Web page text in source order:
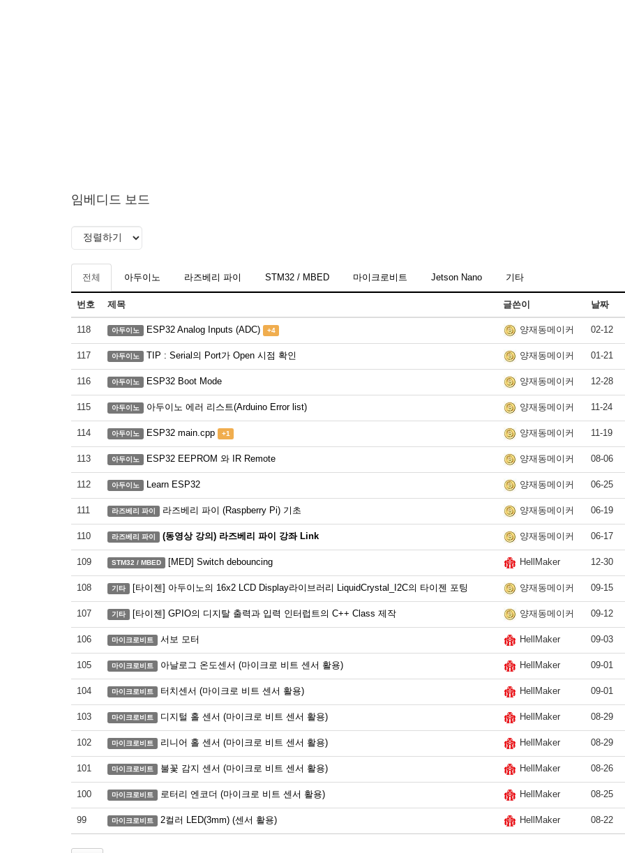
임베디드 보드
전체 아두이노 라즈베리 파이 STM32 / MBED 마이크로비트 Jetson Nano 기타
번호 제목 글쓴이 날짜
118 아두이노 ESP32 Analog Inputs (ADC) +4 양재동메이커 02-12
117 아두이노 TIP : Serial의 Port가 Open 시점 확인 양재동메이커 01-21
116 아두이노 ESP32 Boot Mode 양재동메이커 12-28
115 아두이노 아두이노 에러 리스트(Arduino Error list) 양재동메이커 11-24
114 아두이노 ESP32 main.cpp +1 양재동메이커 11-19
113 아두이노 ESP32 EEPROM 와 IR Remote 양재동메이커 08-06
112 아두이노 Learn ESP32 양재동메이커 06-25
111 라즈베리 파이 라즈베리 파이 (Raspberry Pi) 기초 양재동메이커 06-19
110 라즈베리 파이 (동영상 강의) 라즈베리 파이 강좌 Link 양재동메이커 06-17
109 STM32 / MBED [MED] Switch debouncing HellMaker 12-30
108 기타 [타이젠] 아두이노의 16x2 LCD Display라이브러리 LiquidCrystal_I2C의 타이젠 포팅 양재동메이커 09-15
107 기타 [타이젠] GPIO의 디지탈 출력과 입력 인터럽트의 C++ Class 제작 양재동메이커 09-12
106 마이크로비트 서보 모터 HellMaker 09-03
105 마이크로비트 아날로그 온도센서 (마이크로 비트 센서 활용) HellMaker 09-01
104 마이크로비트 터치센서 (마이크로 비트 센서 활용) HellMaker 09-01
103 마이크로비트 디지털 홀 센서 (마이크로 비트 센서 활용) HellMaker 08-29
102 마이크로비트 리니어 홀 센서 (마이크로 비트 센서 활용) HellMaker 08-29
101 마이크로비트 불꽃 감지 센서 (마이크로 비트 센서 활용) HellMaker 08-26
100 마이크로비트 로터리 엔코더 (마이크로 비트 센서 활용) HellMaker 08-25
99 마이크로비트 2컬러 LED(3mm) (센서 활용) HellMaker 08-22